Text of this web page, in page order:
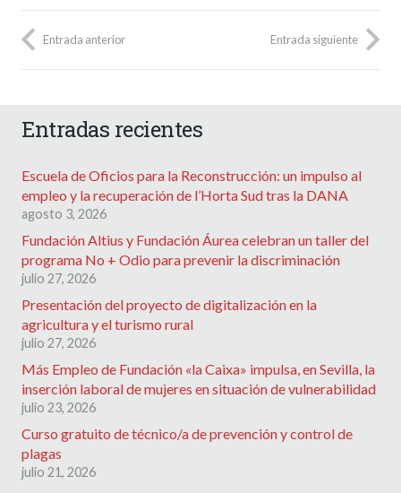
Entrada anterior Entrada siguiente
Entradas recientes
Escuela de Oficios para la Reconstrucción: un impulso al
empleo y la recuperación de l’Horta Sud tras la DANA
agosto 3, 2026
Fundación Altius y Fundación Áurea celebran un taller del
programa No + Odio para prevenir la discriminación
julio 27, 2026
Presentación del proyecto de digitalización en la
agricultura y el turismo rural
julio 27, 2026
Más Empleo de Fundación «la Caixa» impulsa, en Sevilla, la
inserción laboral de mujeres en situación de vulnerabilidad
julio 23, 2026
Curso gratuito de técnico/a de prevención y control de
plagas
julio 21, 2026